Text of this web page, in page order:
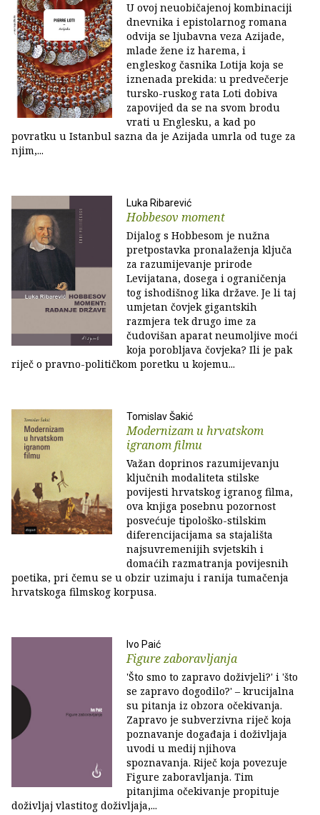
U ovoj neuobičajenoj kombinaciji
dnevnika i epistolarnog romana
odvija se ljubavna veza Azijade,
mlade žene iz harema, i
engleskog časnika Lotija koja se
iznenada prekida: u predvečerje
tursko-ruskog rata Loti dobiva
zapovijed da se na svom brodu
vrati u Englesku, a kad po
povratku u Istanbul sazna da je Azijada umrla od tuge za
njim,...
Luka Ribarević
Hobbesov moment
Dijalog s Hobbesom je nužna
pretpostavka pronalaženja ključa
za razumijevanje prirode
Levijatana, dosega i ograničenja
tog ishodišnog lika države. Je li taj
umjetan čovjek gigantskih
razmjera tek drugo ime za
čudovišan aparat neumoljive moći
koja porobljava čovjeka? Ili je pak
riječ o pravno-političkom poretku u kojemu...
Tomislav Šakić
Modernizam u hrvatskom
igranom filmu
Važan doprinos razumijevanju
ključnih modaliteta stilske
povijesti hrvatskog igranog filma,
ova knjiga posebnu pozornost
posvećuje tipološko-stilskim
diferencijacijama sa stajališta
najsuvremenijih svjetskih i
domaćih razmatranja povijesnih
poetika, pri čemu se u obzir uzimaju i ranija tumačenja
hrvatskoga filmskog korpusa.
Ivo Paić
Figure zaboravljanja
'Što smo to zapravo doživjeli?' i 'što
se zapravo dogodilo?' – krucijalna
su pitanja iz obzora očekivanja.
Zapravo je subverzivna riječ koja
poznavanje događaja i doživljaja
uvodi u medij njihova
spoznavanja. Riječ koja povezuje
Figure zaboravljanja. Tim
pitanjima očekivanje propituje
doživljaj vlastitog doživljaja,...